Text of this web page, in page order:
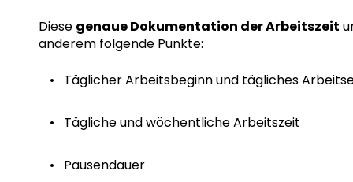
Diese genaue Dokumentation der Arbeitszeit
anderem folgende Punkte:
Täglicher Arbeitsbeginn und tägliches
Tägliche und wöchentliche Arbeitszeit
Pausendauer